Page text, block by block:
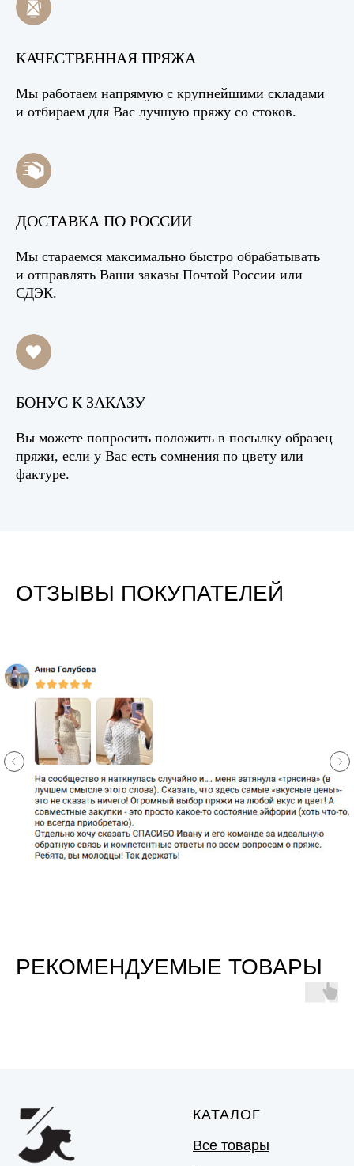
КАЧЕСТВЕННАЯ ПРЯЖА
Мы работаем напрямую с крупнейшими складами
и отбираем для Вас лучшую пряжу со стоков.
ДОСТАВКА ПО РОССИИ
Мы стараемся максимально быстро обрабатывать
и отправлять Ваши заказы Почтой России или
СДЭК.
БОНУС К ЗАКАЗУ
Вы можете попросить положить в посылку образец
пряжи, если у Вас есть сомнения по цвету или
фактуре.
ОТЗЫВЫ ПОКУПАТЕЛЕЙ
РЕКОМЕНДУЕМЫЕ ТОВАРЫ
КАТАЛОГ
Все товары